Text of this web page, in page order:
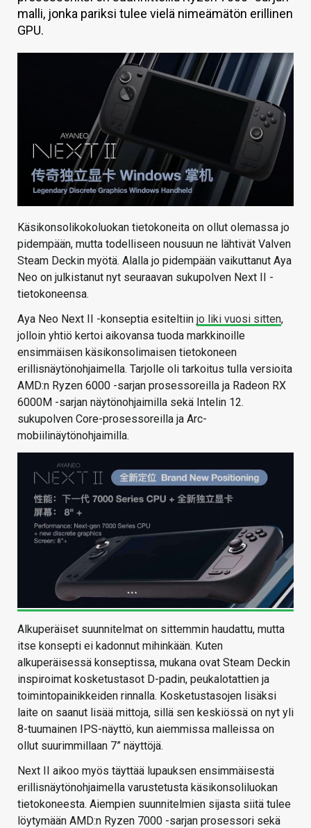
KAUPPA
malli, jonka pariksi tulee vielä nimeämätön erillinen
GPU.
Käsikonsolikokoluokan tietokoneita on ollut olemassa jo
pidempään, mutta todelliseen nousuun ne lähtivät Valven
Steam Deckin myötä. Alalla jo pidempään vaikuttanut Aya
Neo on julkistanut nyt seuraavan sukupolven Next II -
tietokoneensa.
Aya Neo Next II -konseptia esiteltiin jo liki vuosi sitten,
jolloin yhtiö kertoi aikovansa tuoda markkinoille
ensimmäisen käsikonsolimaisen tietokoneen
erillisnäytönohjaimella. Tarjolle oli tarkoitus tulla versioita
AMD:n Ryzen 6000 -sarjan prosessoreilla ja Radeon RX
6000M -sarjan näytönohjaimilla sekä Intelin 12.
sukupolven Core-prosessoreilla ja Arc-
mobiilinäytönohjaimilla.
Alkuperäiset suunnitelmat on sittemmin haudattu, mutta
itse konsepti ei kadonnut mihinkään. Kuten
alkuperäisessä konseptissa, mukana ovat Steam Deckin
inspiroimat kosketustasot D-padin, peukalotattien ja
toimintopainikkeiden rinnalla. Kosketustasojen lisäksi
laite on saanut lisää mittoja, sillä sen keskiössä on nyt yli
8-tuumainen IPS-näyttö, kun aiemmissa malleissa on
ollut suurimmillaan 7” näyttöjä.
Next II aikoo myös täyttää lupauksen ensimmäisestä
erillisnäytönohjaimella varustetusta käsikonsoliluokan
tietokoneesta. Aiempien suunnitelmien sijasta siitä tulee
löytymään AMD:n Ryzen 7000 -sarjan prosessori sekä